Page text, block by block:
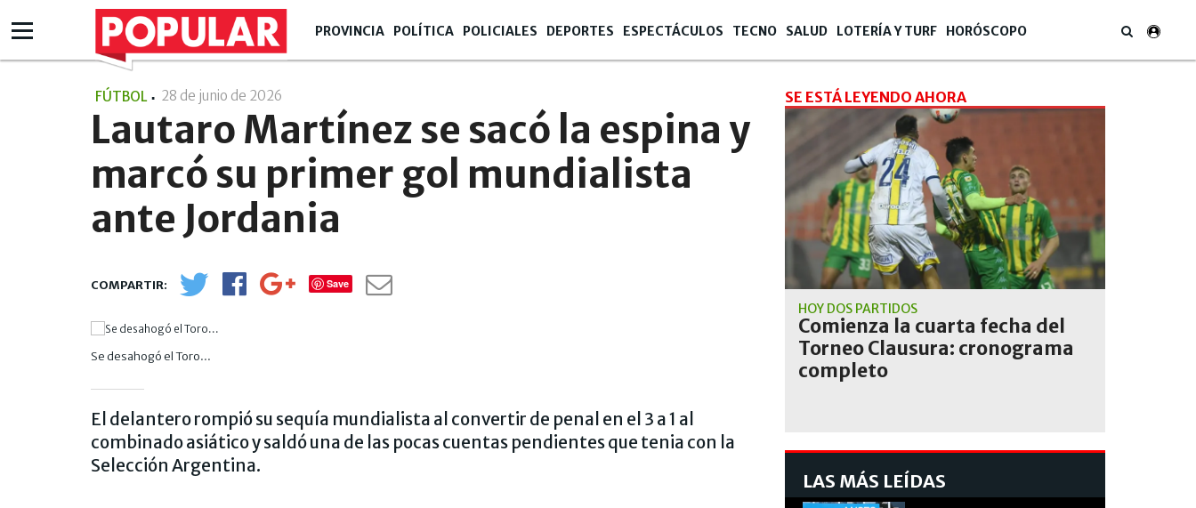
PROVINCIA POLÍTICA POLICIALES DEPORTES ESPECTÁCULOS TECNO SALUD LOTERÍA Y TURF HORÓSCOPO
FÚTBOL 28 de junio de 2026
Lautaro Martínez se sacó la espina y
marcó su primer gol mundialista
ante Jordania
Save
Se desahogó el Toro...
El delantero rompió su sequía mundialista al convertir de penal en el 3 a 1 al
combinado asiático y saldó una de las pocas cuentas pendientes que tenia con la
Selección Argentina.
SE ESTÁ LEYENDO AHORA
HOY DOS PARTIDOS
Comienza la cuarta fecha del
Torneo Clausura: cronograma
completo
LAS MÁS LEÍDAS